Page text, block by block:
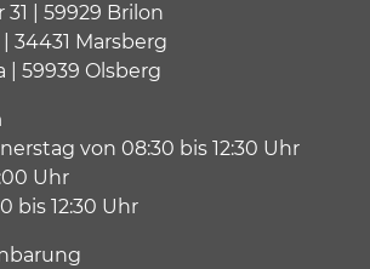
| 59929 Brilon
34431 Marsberg
| 59939 Olsberg
von 08:30 bis 12:30 Uhr
Uhr
bis 12:30 Uhr